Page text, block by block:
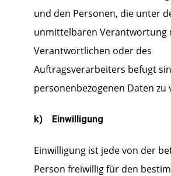
und den Personen, die unter
unmittelbaren Verantwortung
Verantwortlichen oder des
Auftragsverarbeiters befugt
personenbezogenen Daten zu
k) Einwilligung
Einwilligung ist jede von der
Person freiwillig für den